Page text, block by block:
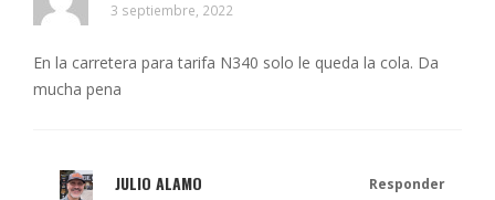
3 septiembre, 2022
En la carretera para tarifa N340 solo le queda la cola. Da
mucha pena
JULIO ALAMO Responder